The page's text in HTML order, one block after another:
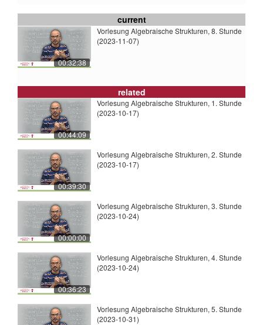
current
00:32:38
Vorlesung Algebraische Strukturen, 8. Stunde
(2023-11-07)
related
00:44:09
Vorlesung Algebraische Strukturen, 1. Stunde
(2023-10-17)
00:39:30
Vorlesung Algebraische Strukturen, 2. Stunde
(2023-10-17)
00:00:00
Vorlesung Algebraische Strukturen, 3. Stunde
(2023-10-24)
00:36:23
Vorlesung Algebraische Strukturen, 4. Stunde
(2023-10-24)
Vorlesung Algebraische Strukturen, 5. Stunde
(2023-10-31)